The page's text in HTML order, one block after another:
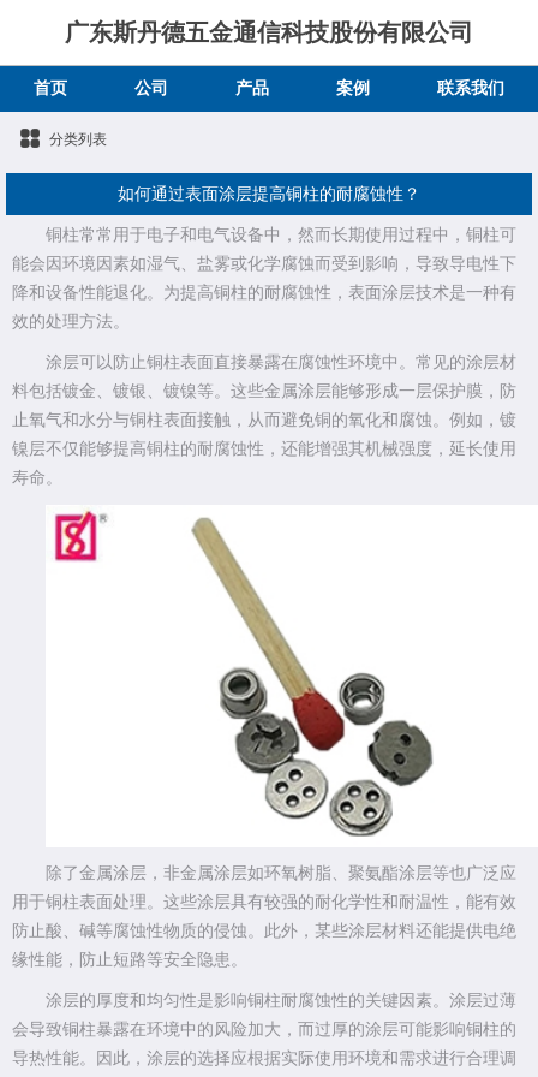
广东斯丹德五金通信科技股份有限公司
首页 公司 产品 案例 联系我们
分类列表
如何通过表面涂层提高铜柱的耐腐蚀性？
铜柱常常用于电子和电气设备中，然而长期使用过程中，铜柱可
能会因环境因素如湿气、盐雾或化学腐蚀而受到影响，导致导电性下
降和设备性能退化。为提高铜柱的耐腐蚀性，表面涂层技术是一种有
效的处理方法。
涂层可以防止铜柱表面直接暴露在腐蚀性环境中。常见的涂层材
料包括镀金、镀银、镀镍等。这些金属涂层能够形成一层保护膜，防
止氧气和水分与铜柱表面接触，从而避免铜的氧化和腐蚀。例如，镀
镍层不仅能够提高铜柱的耐腐蚀性，还能增强其机械强度，延长使用
寿命。
除了金属涂层，非金属涂层如环氧树脂、聚氨酯涂层等也广泛应
用于铜柱表面处理。这些涂层具有较强的耐化学性和耐温性，能有效
防止酸、碱等腐蚀性物质的侵蚀。此外，某些涂层材料还能提供电绝
缘性能，防止短路等安全隐患。
涂层的厚度和均匀性是影响铜柱耐腐蚀性的关键因素。涂层过薄
会导致铜柱暴露在环境中的风险加大，而过厚的涂层可能影响铜柱的
导热性能。因此，涂层的选择应根据实际使用环境和需求进行合理调